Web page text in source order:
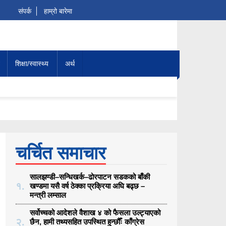
संपर्क हाम्रो बारेमा
शिक्षा/स्वास्थ्य अर्थ
चर्चित समाचार
१.
सालझण्डी–सन्धिखर्क–ढोरपाटन सडकको बाँकी
खण्डमा यसै वर्ष ठेक्का प्रक्रिया अघि बढ्छ –
मन्त्री लम्साल
२.
सर्वोच्चको आदेशले वैशाख ४ को फैसला उल्ट्याएको
छैन, हामी तथ्यसहित उपस्थित हुन्छौँः काँग्रेस